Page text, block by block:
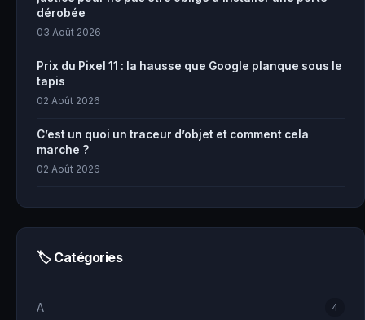
dérobée
03 Août 2026
Prix du Pixel 11 : la hausse que Google planque sous le
tapis
02 Août 2026
C’est un quoi un traceur d’objet et comment cela
marche ?
02 Août 2026
🏷 Catégories
A 4